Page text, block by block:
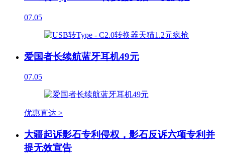
07.05
爱国者长续航蓝牙耳机49元
07.05
优惠直达 >
大疆起诉影石专利侵权，影石反诉六项专利并
提无效宣告